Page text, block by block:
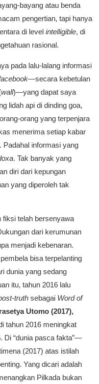
bayang atau benda
pengertian, tapi hanya
di level intelligible, di
rasional.
pada lalu-lalang informasi
—secara kebetulan
wall)—yang dapat saya
lidah api di dinding goa,
orang yang terpenjara
menerima setiap kabar
informasi yang
. Tak banyak yang
diri dari kepungan
yang diperoleh tak
fiksi telah bersenyawa
dari kerumunan
menjadi kebenaran.
bisa terpelanting
dunia yang sedang
itu, tahun 2016 lalu
truth sebagai Word of
Utomo (2017),
tahun 2016 meningkat
Di “dunia pasca fakta”—
(2017) atas istilah
Yang dicari adalah
Pilkada bukan